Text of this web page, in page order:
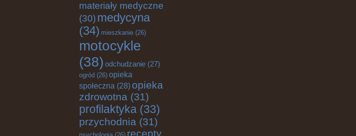
materiały medyczne
(30) medycyna
(34) mieszkanie (26)
motocykle
(38) odchudzanie (27)
ogród (26) opieka
społeczna (28) opieka
zdrowotna (31)
profilaktyka (33)
przychodnia (31)
recepty